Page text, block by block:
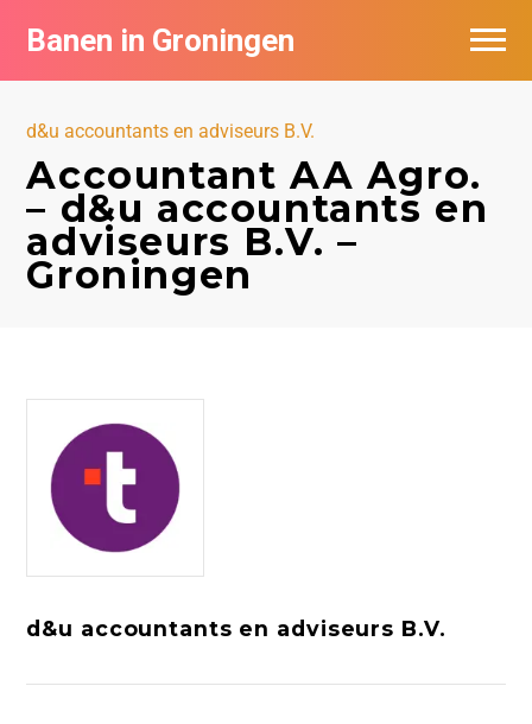
Banen in Groningen
d&u accountants en adviseurs B.V.
Accountant AA Agro.
– d&u accountants en
adviseurs B.V. –
Groningen
d&u accountants en adviseurs B.V.
Vacatures per bedrijf
Nieuwsbrief feed